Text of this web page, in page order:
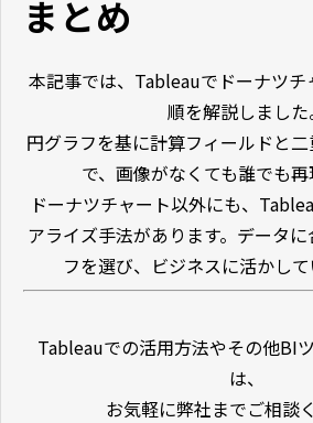
まとめ
本記事では、Tableauでドーナツ
順を解説しました
円グラフを基に計算フィールドと
で、画像がなくても誰でも再
ドーナツチャート以外にも、
アライズ手法があります。データ
フを選び、ビジネスに活かして
Tableauでの活用方法やその他BI
は、
お気軽に弊社までご相談